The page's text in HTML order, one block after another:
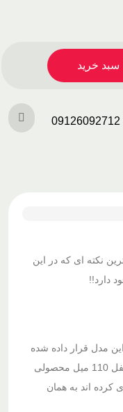
سبد خرید
نکته ای که در این
محصول را در این مدل قرار داده شده
است و از لحاظ بسته بندی و جعبه و همچنین شیشه ای که در این محصول استفاده شده است بسیار بروز تر و شاید بهتر است اما خوشبو کننده ایفل 110 میل محصولی
محصول خوشبو کننده 110 میل را در قدیم خریداری کرده اند به همان